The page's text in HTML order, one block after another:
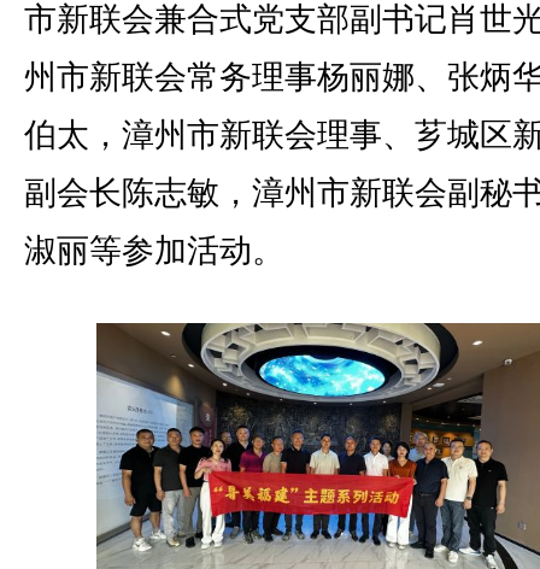
市新联会兼合式党支部副书记肖世
州市新联会常务理事杨丽娜、张炳
伯太，漳州市新联会理事、芗城区
副会长陈志敏，漳州市新联会副秘
淑丽等参加活动。